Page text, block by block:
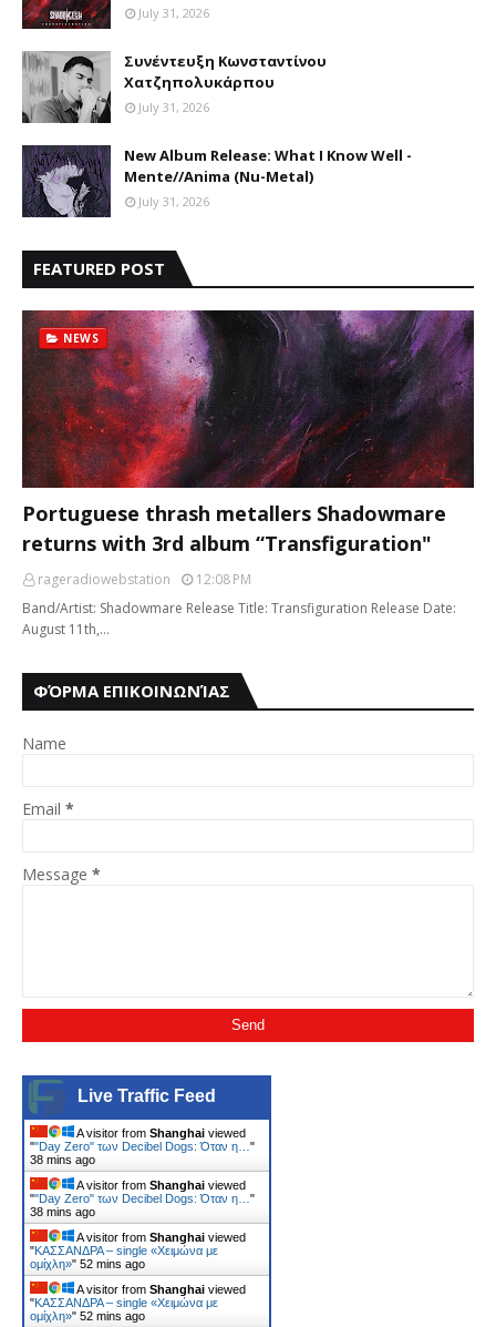
July 31, 2026
Συνέντευξη Κωνσταντίνου
Χατζηπολυκάρπου
July 31, 2026
New Album Release: What I Know Well -
Mente//Anima (Nu-Metal)
July 31, 2026
FEATURED POST
NEWS
Portuguese thrash metallers Shadowmare
returns with 3rd album “Transfiguration"
rageradiowebstation
12:08 PM
Band/Artist: Shadowmare Release Title: Transfiguration Release Date:
August 11th,…
ΦΌΡΜΑ ΕΠΙΚΟΙΝΩΝΊΑΣ
Name
Email *
Message *
Live Traffic Feed
A visitor from Shanghai viewed
""Day Zero" των Decibel Dogs: Όταν η… "
38 mins ago
A visitor from Shanghai viewed
""Day Zero" των Decibel Dogs: Όταν η… "
38 mins ago
A visitor from Shanghai viewed
"ΚΑΣΣΑΝΔΡΑ – single «Χειμώνα με
ομίχλη»" 52 mins ago
A visitor from Shanghai viewed
"ΚΑΣΣΑΝΔΡΑ – single «Χειμώνα με
ομίχλη»" 52 mins ago